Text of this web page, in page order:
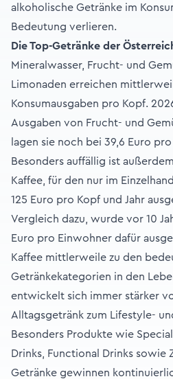
alkoholische Getränke im
Bedeutung verlieren.
Die Top-Getränke der
Mineralwasser, Frucht- und
Limonaden erreichen
Konsumausgaben pro Kopf.
Ausgaben von Frucht- und
lagen sie noch bei 39,6 Euro
Besonders auffällig ist
Kaffee, für den nur im
125 Euro pro Kopf und Jahr
Vergleich dazu, wurde vor 10
Euro pro Einwohner dafür
Kaffee mittlerweile zu den
Getränkekategorien in den
entwickelt sich immer stärker
Alltagsgetränk zum Lifestyle-
Besonders Produkte wie
Drinks, Functional Drinks sowie
Getränke gewinnen